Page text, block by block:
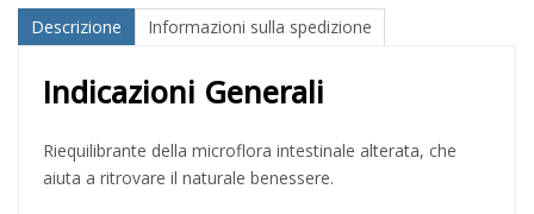
Descrizione Informazioni sulla spedizione
Indicazioni Generali
Riequilibrante della microflora intestinale alterata, che
aiuta a ritrovare il naturale benessere.